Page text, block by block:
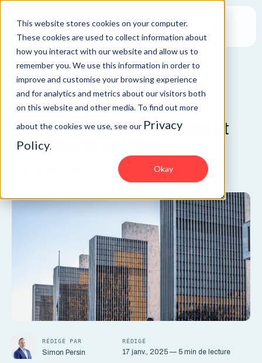
This website stores cookies on your computer.
These cookies are used to collect information about
how you interact with our website and allow us to
remember you. We use this information in order to
improve and customise your browsing experience
and for analytics and metrics about our visitors both
on this website and other media. To find out more
about the cookies we use, see our Privacy
Policy.
Okay
ARTICLE
Licence FUE de SAP :
Comment réduire les coûts et
améliorer la sécurité
RÉDIGÉ PAR
Simon Persin
RÉDIGÉ
17 janv., 2025 — 5 min de lecture